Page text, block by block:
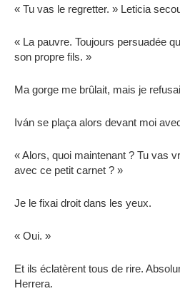
« Tu vas le regretter. » Leticia
« La pauvre. Toujours persuadée
son propre fils. »
Ma gorge me brûlait, mais je
Iván se plaça alors devant moi
« Alors, quoi maintenant ? Tu vas
avec ce petit carnet ? »
Je le fixai droit dans les yeux.
« Oui. »
Et ils éclatèrent tous de rire.
Herrera.